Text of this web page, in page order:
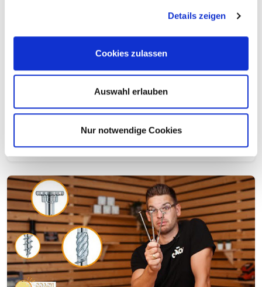
Details zeigen
Cookies zulassen
Auswahl erlauben
Nur notwendige Cookies
Was halten Schrauben wirklich aus?